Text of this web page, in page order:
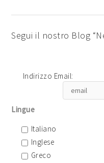
Segui il nostro Blog
Indirizzo Email:
Lingue
Italiano
Inglese
Greco